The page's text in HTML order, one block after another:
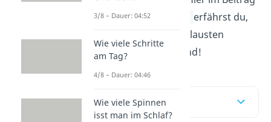
und in unserem
erfährst du,
wer die Top 10 der schlausten
Menschen weltweit sind!
Inhaltsübersicht
3/8 – Dauer: 04:52
Wie viele Schritte
am Tag?
4/8 – Dauer: 04:46
Wie viele Spinnen
isst man im Schlaf?